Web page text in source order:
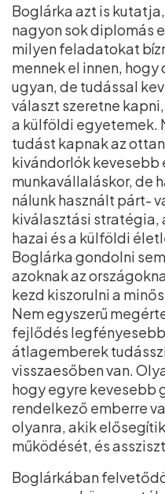
Boglárka azt is
nagyon sok diplomás
milyen feladatokat
mennek el innen,
ugyan, de tudással
választ szeretne
a külföldi egyetemek.
tudást kapnak az
kivándorlók kevesebb
munkavállaláskor, de
nálunk használt párt-
kiválasztási stratégia,
hazai és a külföldi
Boglárka gondolni
azoknak az
kezd kiszorulni a
Nem egyszerű
fejlődés
átlagemberek
visszaesőben van.
hogy egyre kevesebb
rendelkező emberre
olyanra, akik
működését, és
Boglárkában